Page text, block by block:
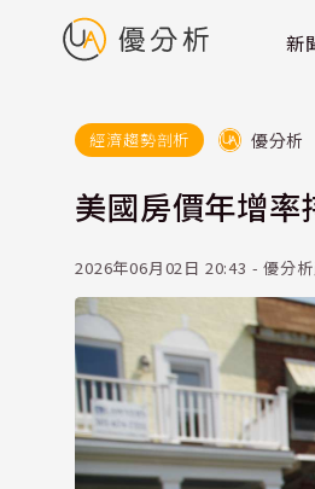
新
經濟趨勢剖析 優分析
美國房價年增
2026年06月02日 20:43 - 優分